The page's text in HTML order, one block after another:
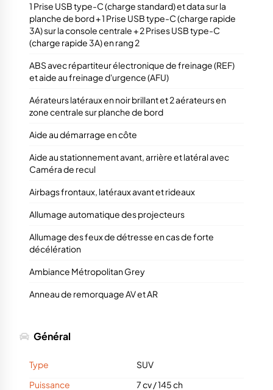
1 Prise USB type-C (charge standard) et data sur la
planche de bord + 1 Prise USB type-C (charge rapide
3A) sur la console centrale + 2 Prises USB type-C
(charge rapide 3A) en rang 2
ABS avec répartiteur électronique de freinage (REF)
et aide au freinage d'urgence (AFU)
Aérateurs latéraux en noir brillant et 2 aérateurs en
zone centrale sur planche de bord
Aide au démarrage en côte
Aide au stationnement avant, arrière et latéral avec
Caméra de recul
Airbags frontaux, latéraux avant et rideaux
Allumage automatique des projecteurs
Allumage des feux de détresse en cas de forte
décélération
Ambiance Métropolitan Grey
Anneau de remorquage AV et AR
Général
Type
SUV
Puissance
7 cv/145 ch